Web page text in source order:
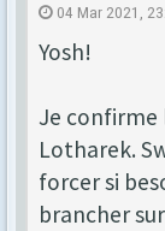
04 Mar 2021,
Yosh!
Je confirme
Lotharek.
forcer si
brancher